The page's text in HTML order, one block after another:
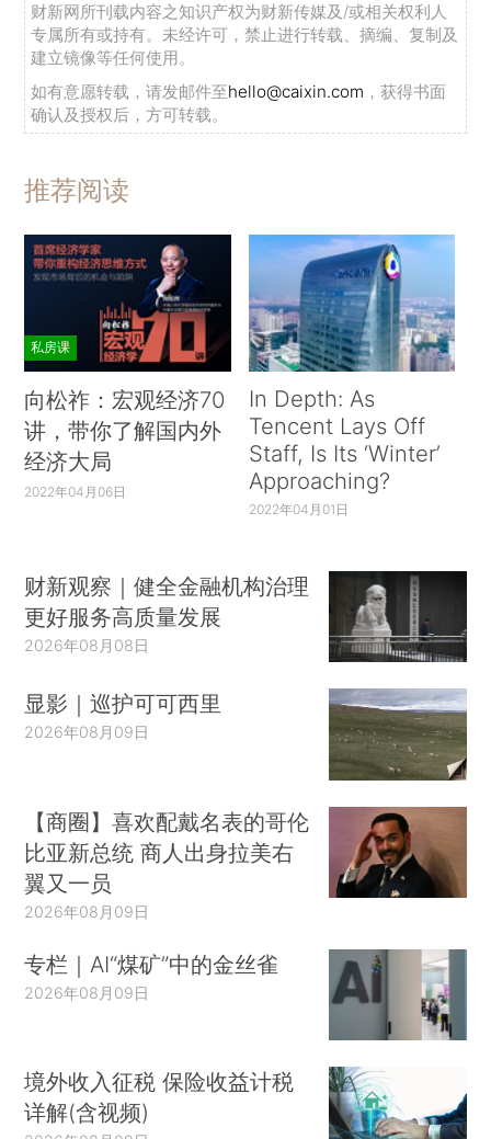
财新网所刊载内容之知识产权为财新传媒及/或相关权利人
专属所有或持有。未经许可，禁止进行转载、摘编、复制及
建立镜像等任何使用。
如有意愿转载，请发邮件至hello@caixin.com ，获得书面
确认及授权后，方可转载。
推荐阅读
私房课
向松祚：宏观经济70
讲，带你了解国内外
经济大局
2022年04月06日
In Depth: As
Tencent Lays Off
Staff, Is Its ‘Winter’
Approaching?
2022年04月01日
财新观察｜健全金融机构治理
更好服务高质量发展
2026年08月08日
显影｜巡护可可西里
2026年08月09日
【商圈】喜欢配戴名表的哥伦
比亚新总统 商人出身拉美右
翼又一员
2026年08月09日
专栏｜AI“煤矿”中的金丝雀
2026年08月09日
境外收入征税 保险收益计税
详解(含视频)